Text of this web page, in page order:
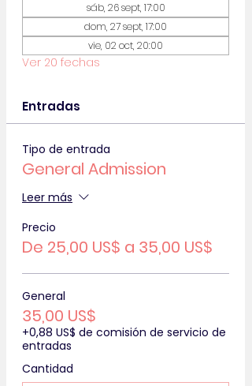
sáb, 26 sept, 17:00
dom, 27 sept, 17:00
vie, 02 oct, 20:00
Ver 20 fechas
Entradas
Tipo de entrada
General Admission
Leer más
Precio
De 25,00 US$ a 35,00 US$
General
35,00 US$
+0,88 US$ de comisión de servicio de
entradas
Cantidad